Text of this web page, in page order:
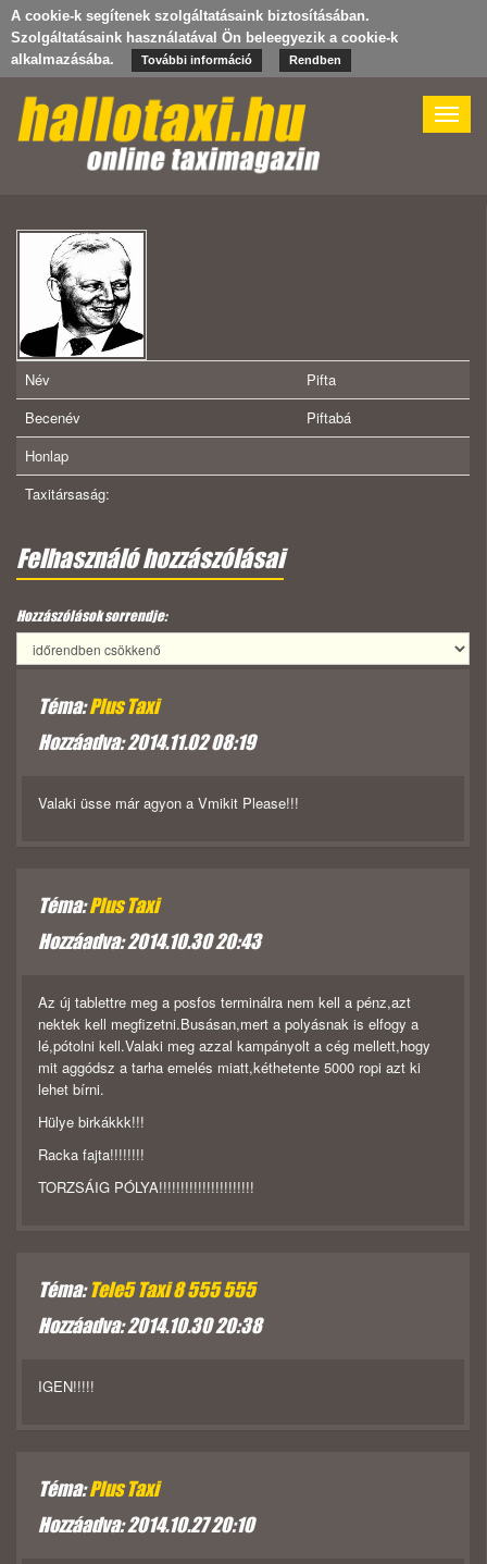
A cookie-k segítenek szolgáltatásaink biztosításában.
Szolgáltatásaink használatával Ön beleegyezik a cookie-k
alkalmazásába.
További információ Rendben
Toggle
Név
Pifta
Becenév
Piftabá
Honlap
Taxitársaság:
Felhasználó hozzászólásai
Hozzászólások sorrendje:
Téma:Plus Taxi
Hozzáadva: 2014.11.02 08:19
Valaki üsse már agyon a Vmikit Please!!!
Téma:Plus Taxi
Hozzáadva: 2014.10.30 20:43
Az új tablettre meg a posfos terminálra nem kell a pénz,azt
nektek kell megfizetni.Busásan,mert a polyásnak is elfogy a
lé,pótolni kell.Valaki meg azzal kampányolt a cég mellett,hogy
mit aggódsz a tarha emelés miatt,kéthetente 5000 ropi azt ki
lehet bírni.
Hülye birkákkk!!!
Racka fajta!!!!!!!!
TORZSÁIG PÓLYA!!!!!!!!!!!!!!!!!!!!!!
Téma:Tele5 Taxi 8 555 555
Hozzáadva: 2014.10.30 20:38
IGEN!!!!!
Téma:Plus Taxi
Hozzáadva: 2014.10.27 20:10